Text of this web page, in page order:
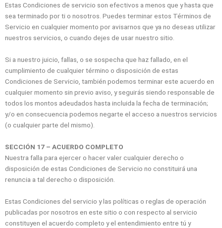
Estas Condiciones de servicio son efectivos a menos que y hasta que
sea terminado por ti o nosotros. Puedes terminar estos Términos de
Servicio en cualquier momento por avisarnos que ya no deseas utilizar
nuestros servicios, o cuando dejes de usar nuestro sitio.
Si a nuestro juicio, fallas, o se sospecha que haz fallado, en el
cumplimiento de cualquier término o disposición de estas
Condiciones de Servicio, también podemos terminar este acuerdo en
cualquier momento sin previo aviso, y seguirás siendo responsable de
todos los montos adeudados hasta incluida la fecha de terminación;
y/o en consecuencia podemos negarte el acceso a nuestros servicios
(o cualquier parte del mismo).
SECCIÓN 17 – ACUERDO COMPLETO
Nuestra falla para ejercer o hacer valer cualquier derecho o
disposición de estas Condiciones de Servicio no constituirá una
renuncia a tal derecho o disposición.
Estas Condiciones del servicio y las políticas o reglas de operación
publicadas por nosotros en este sitio o con respecto al servicio
constituyen el acuerdo completo y el entendimiento entre tú y